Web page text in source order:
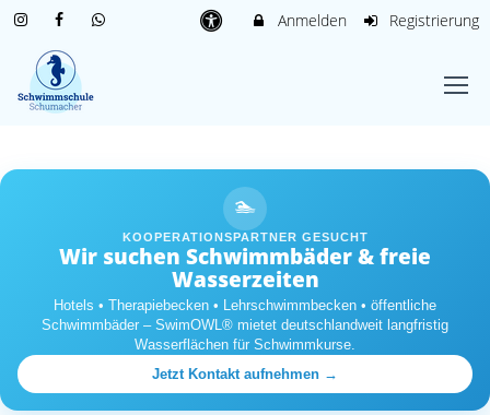
Anmelden Registrierung
🏊
KOOPERATIONSPARTNER GESUCHT
Wir suchen Schwimmbäder & freie
Wasserzeiten
Hotels • Therapiebecken • Lehrschwimmbecken • öffentliche
Schwimmbäder – SwimOWL® mietet deutschlandweit langfristig
Wasserflächen für Schwimmkurse.
Jetzt Kontakt aufnehmen →